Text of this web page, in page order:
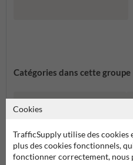
Catégories dans cette groupe
Cookies
TrafficSupply utilise des cookies
plus des cookies fonctionnels,
fonctionner correctement, nous